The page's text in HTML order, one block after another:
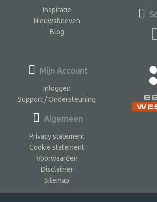
Inspiratie
Nieuwsbrieven
Blog
Mijn Account
Inloggen
Support / Ondersteuning
Algemeen
Privacy statement
Cookie statement
Voorwaarden
Disclaimer
Sitemap